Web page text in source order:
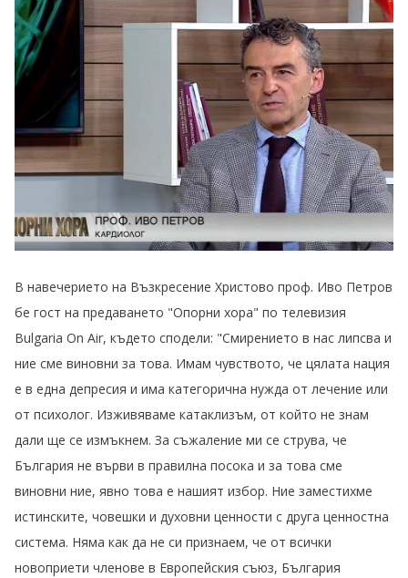
В навечерието на Възкресение Христово проф. Иво Петров
бе гост на предаването "Опорни хора" по телевизия
Bulgaria On Air, където сподели: "Смирението в нас липсва и
ние сме виновни за това. Имам чувството, че цялата нация
е в една депресия и има категорична нужда от лечение или
от психолог. Изживяваме катаклизъм, от който не знам
дали ще се измъкнем. За съжаление ми се струва, че
България не върви в правилна посока и за това сме
виновни ние, явно това е нашият избор. Ние заместихме
истинските, човешки и духовни ценности с друга ценностна
система. Няма как да не си признаем, че от всички
новоприети членове в Европейския съюз, България